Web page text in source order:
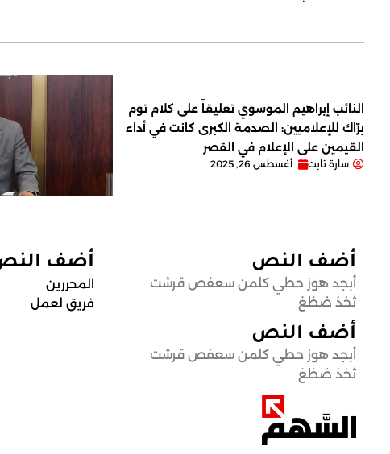
النائب إبراهيم الموسوي تعليقاً على كلام توم
برّاك للإعلاميين: الصدمة الكبرى كانت في أداء
القيمين على ‏الإعلام في القصر
سارة تابت أغسطس 26, 2025
أضف النص
أبجد هوز حطي كلمن سعفص قرشت
ثخذ ضظغ
أضف النص
أبجد هوز حطي كلمن سعفص قرشت
ثخذ ضظغ
أضف
المحررين
فريق لعمل